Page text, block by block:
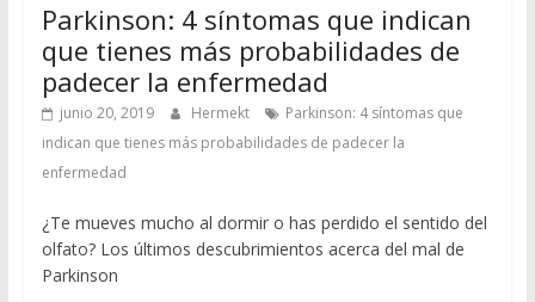
Parkinson: 4 síntomas que indican
que tienes más probabilidades de
padecer la enfermedad
junio 20, 2019 Hermekt
Parkinson: 4 síntomas que
indican que tienes más probabilidades de padecer la
enfermedad
¿Te mueves mucho al dormir o has perdido el sentido del
olfato? Los últimos descubrimientos acerca del mal de
Parkinson